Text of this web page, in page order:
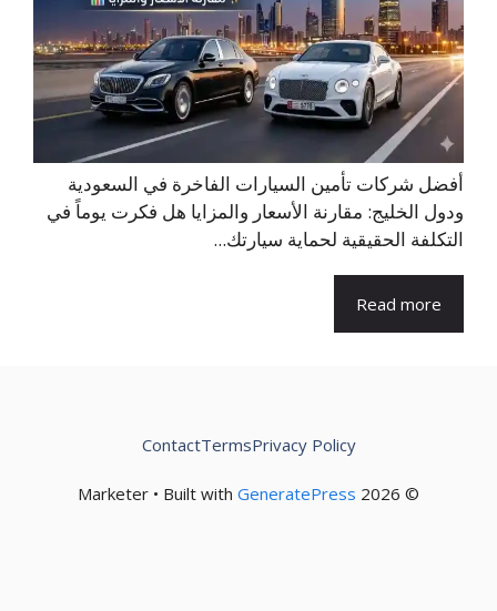
أفضل شركات تأمين السيارات الفاخرة في السعودية
ودول الخليج: مقارنة الأسعار والمزايا هل فكرت يوماً في
التكلفة الحقيقية لحماية سيارتك...
Read more
© 2026 Marketer • Built with
GeneratePress
Privacy Policy
Terms
Contact